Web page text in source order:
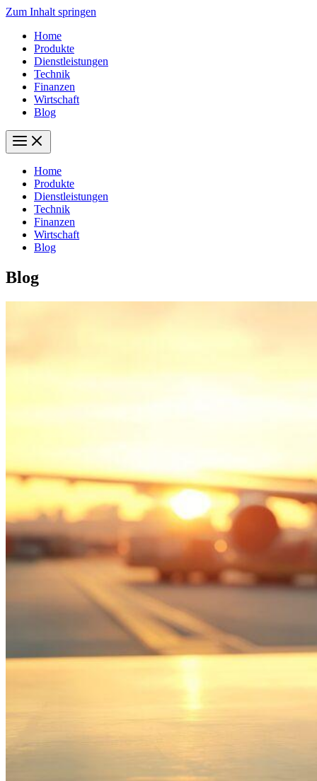
Zum Inhalt springen
Home
Produkte
Dienstleistungen
Technik
Finanzen
Wirtschaft
Blog
Home
Produkte
Dienstleistungen
Technik
Finanzen
Wirtschaft
Blog
Blog